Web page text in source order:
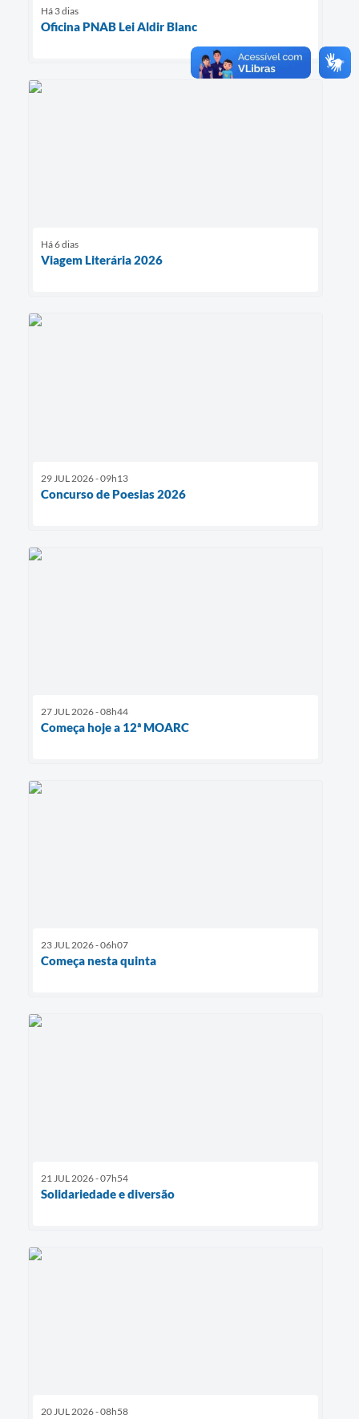
Há 3 dias
Oficina PNAB Lei Aldir Blanc
Há 6 dias
Viagem Literária 2026
29 JUL 2026 - 09h13
Concurso de Poesias 2026
27 JUL 2026 - 08h44
Começa hoje a 12ª MOARC
23 JUL 2026 - 06h07
Começa nesta quinta
21 JUL 2026 - 07h54
Solidariedade e diversão
20 JUL 2026 - 08h58